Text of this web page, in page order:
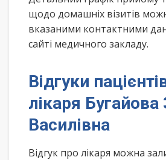
щодо домашніх візитів
вказаними контактними
сайті медичного закладу.
Відгуки
лікаря Бугайова
Василівна
Відгук про лікаря можна